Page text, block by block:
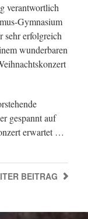
verantwortlich
Gymnasium
sehr erfolgreich
wunderbaren
gespannt auf
erwartet …
BEITRAG